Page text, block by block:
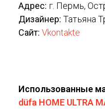
Адрес: г. Пермь,
Дизайнер: Татьяна
Сайт: Vkontakte
Использованные
düfa HOME ULTRA